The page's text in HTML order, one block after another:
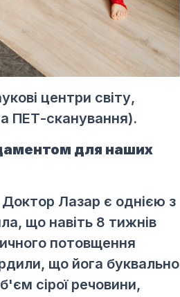
центри світу,
ПЕТ-сканування).
для наших
Доктор Лазар є однією з
що навіть 8 тижнів
потовщення
що йога буквально
сірої речовини,